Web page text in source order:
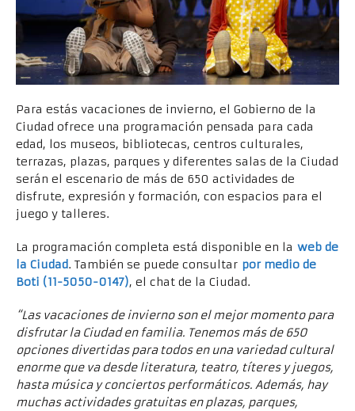
Para estás vacaciones de invierno, el Gobierno de la
Ciudad ofrece una programación pensada para cada
edad, los museos, bibliotecas, centros culturales,
terrazas, plazas, parques y diferentes salas de la Ciudad
serán el escenario de más de 650 actividades de
disfrute, expresión y formación, con espacios para el
juego y talleres.
La programación completa está disponible en la web de
la Ciudad. También se puede consultar por medio de
Boti (11-5050-0147), el chat de la Ciudad.
“Las vacaciones de invierno son el mejor momento para
disfrutar la Ciudad en familia. Tenemos más de 650
opciones divertidas para todos en una variedad cultural
enorme que va desde literatura, teatro, títeres y juegos,
hasta música y conciertos performáticos. Además, hay
muchas actividades gratuitas en plazas, parques,